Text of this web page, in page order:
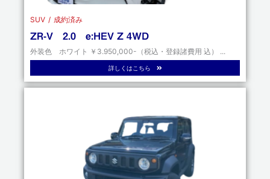
SUV 成約済み
ZR-V 2.0 e:HEV Z 4WD
外装色 ホワイト ￥3.950,000-（税込・登録諸費用 込） ...
詳しくはこちら